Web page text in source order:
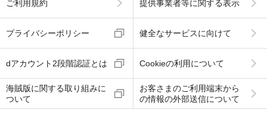
ご利用規約 提供事業者等に関する表示
プライバシーポリシー 健全なサービスに向けて
dアカウント2段階認証とは Cookieの利用について
海賊版に関する取り組みに
ついて
お客さまのご利用端末から
の情報の外部送信について